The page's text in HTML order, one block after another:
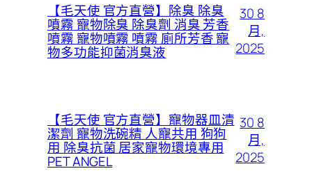
【毛天使 官方直營】除臭 除臭
噴霧 寵物除臭 除臭劑 消臭 芳香
噴霧 寵物噴霧 噴霧 廁所芳香 寵
物多功能抑菌消臭液
30 8
月,
2025
【毛天使 官方直營】寵物器皿清
潔劑 寵物洗碗精 人寵共用 狗狗
用 除臭抗菌 居家寵物環境專用
PET ANGEL
30 8
月,
2025